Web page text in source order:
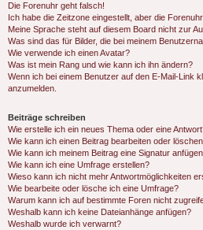
Die Forenuhr geht falsch!
Ich habe die Zeitzone eingestellt, aber die
Meine Sprache steht auf diesem Board nicht zur
Was sind das für Bilder, die bei meinem
Wie verwende ich einen Avatar?
Was ist mein Rang und wie kann ich ihn ändern?
Wenn ich bei einem Benutzer auf den E-Mail-Link
anzumelden.
Beiträge schreiben
Wie erstelle ich ein neues Thema oder eine
Wie kann ich einen Beitrag bearbeiten oder
Wie kann ich meinem Beitrag eine Signatur
Wie kann ich eine Umfrage erstellen?
Wieso kann ich nicht mehr Antwortmöglichkeiten
Wie bearbeite oder lösche ich eine Umfrage?
Warum kann ich auf bestimmte Foren nicht
Weshalb kann ich keine Dateianhänge anfügen?
Weshalb wurde ich verwarnt?